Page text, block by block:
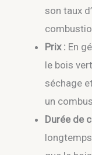
son taux
Prix : En
le bois
séchage
un
Durée de